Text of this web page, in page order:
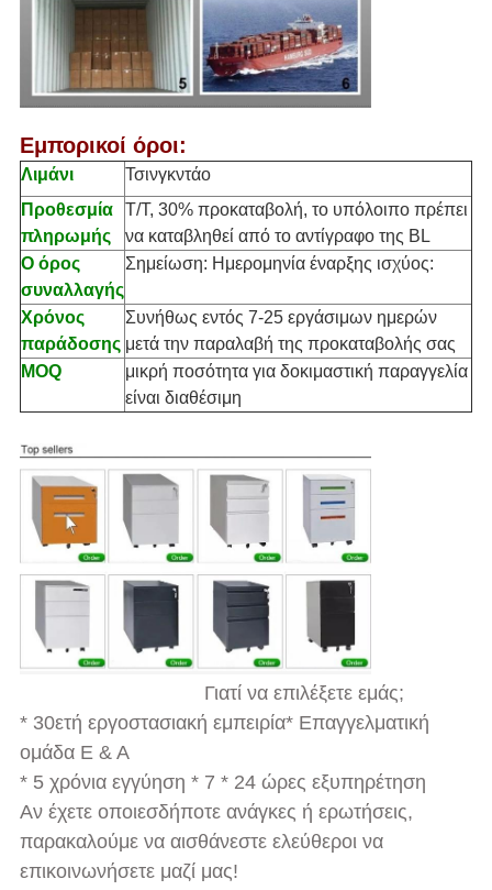
Εμπορικοί όροι:
Λιμάνι
Τσινγκντάο
Προθεσμία
πληρωμής
T/T, 30% προκαταβολή, το υπόλοιπο πρέπει
να καταβληθεί από το αντίγραφο της BL
Ο όρος
συναλλαγής
Σημείωση: Ημερομηνία έναρξης ισχύος:
Χρόνος
παράδοσης
Συνήθως εντός 7-25 εργάσιμων ημερών
μετά την παραλαβή της προκαταβολής σας
MOQ
μικρή ποσότητα για δοκιμαστική παραγγελία
είναι διαθέσιμη
Γιατί να επιλέξετε εμάς;
* 30ετή εργοστασιακή εμπειρία* Επαγγελματική
ομάδα Ε & Α
* 5 χρόνια εγγύηση * 7 * 24 ώρες εξυπηρέτηση
Αν έχετε οποιεσδήποτε ανάγκες ή ερωτήσεις,
παρακαλούμε να αισθάνεστε ελεύθεροι να
επικοινωνήσετε μαζί μας!